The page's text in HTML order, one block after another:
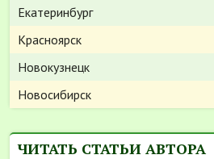
Екатеринбург
Красноярск
Новокузнецк
Новосибирск
ЧИТАТЬ СТАТЬИ АВТОРА